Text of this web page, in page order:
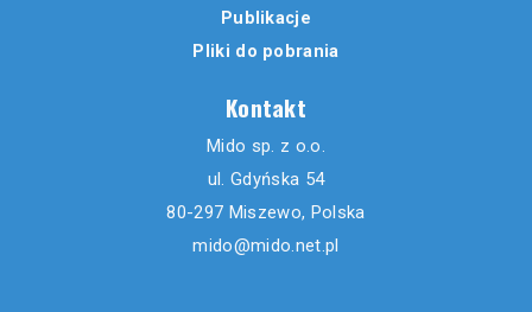
Publikacje
Pliki do pobrania
Kontakt
Mido sp. z o.o.
ul. Gdyńska 54
80-297 Miszewo, Polska
mido@mido.net.pl